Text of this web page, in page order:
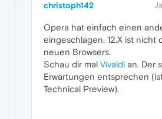
christoph142
Opera hat einfach einen
eingeschlagen. 12.X ist nicht
neuen Browsers.
Schau dir mal Vivaldi an. Der
Erwartungen entsprechen
Technical Preview).